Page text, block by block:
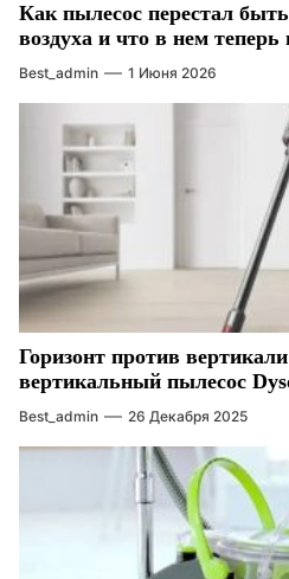
Как пылесос перестал
воздуха и что в нем теперь
Best_admin 1 Июня 2026
Горизонт против
вертикальный пылесос
Best_admin 26 Декабря 2025